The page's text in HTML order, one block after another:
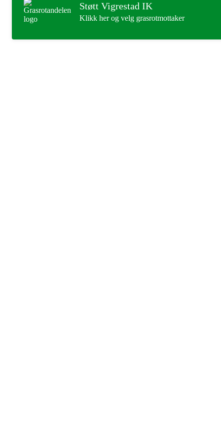
Støtt Vigrestad IK
Klikk her og velg grasrotmottaker